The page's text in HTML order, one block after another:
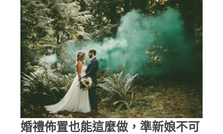
婚禮佈置也能這麼做，準新娘不可